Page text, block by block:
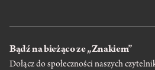
Bądź na bieżąco ze „Znakiem”
Dołącz do społeczności naszych